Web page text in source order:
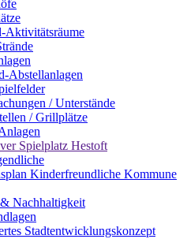
Aktivitätsräume
Abstellanlagen
/ Unterstände
/ Grillplätze
Spielplatz Hestoft
Kinderfreundliche Kommune
Nachhaltigkeit
Stadtentwicklungskonzept